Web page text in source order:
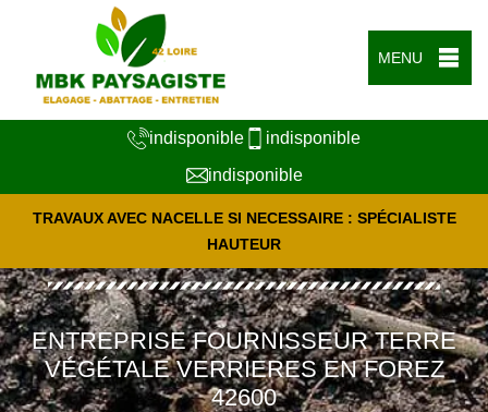
MENU
indisponible
indisponible
indisponible
TRAVAUX AVEC NACELLE SI NECESSAIRE : SPÉCIALISTE
HAUTEUR
ENTREPRISE FOURNISSEUR TERRE
VÉGÉTALE VERRIERES EN FOREZ
42600